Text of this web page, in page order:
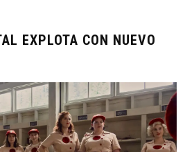
EXPLOTA CON NUEVO